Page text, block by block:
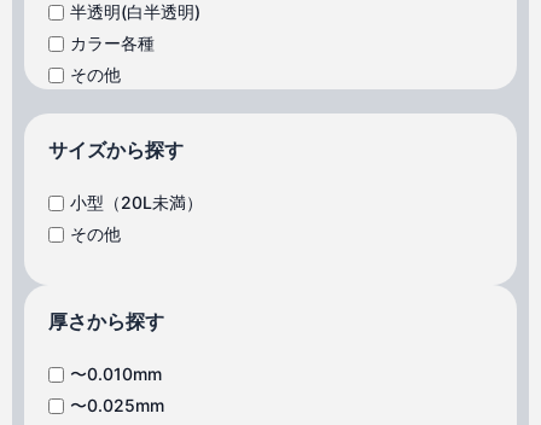
半透明(白半透明)
カラー各種
その他
サイズから探す
小型（20L未満）
その他
厚さから探す
〜0.010mm
〜0.025mm